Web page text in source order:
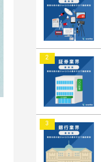
2
3